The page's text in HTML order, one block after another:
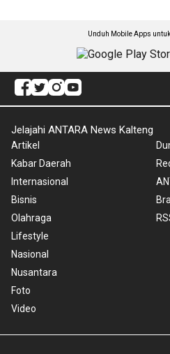
Unduh Mobile Apps
Jelajahi ANTARA News Kalteng
Artikel
Kabar Daerah
Internasional
Bisnis
Olahraga
Lifestyle
Nasional
Nusantara
Foto
Video